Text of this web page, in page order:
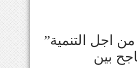
اجل التنمية”
بين